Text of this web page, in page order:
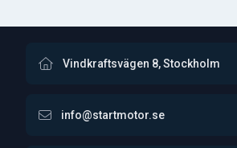
Vindkraftsvägen 8, Stockholm
info@startmotor.se